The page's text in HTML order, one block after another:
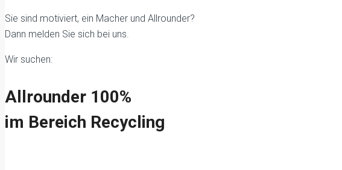
Sie sind motiviert, ein Macher und Allrounder?
Dann melden Sie sich bei uns.
Wir suchen:
Allrounder 100%
im Bereich Recycling